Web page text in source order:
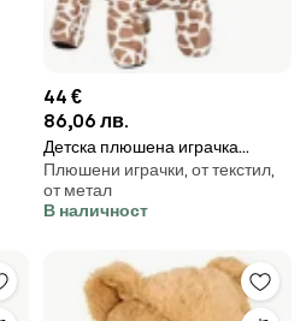
44 €
86,06 лв.
Детска плюшена играчка
atmosphera Giraffe, 100 cm
Плюшени играчки, от текстил,
от метал
В наличност